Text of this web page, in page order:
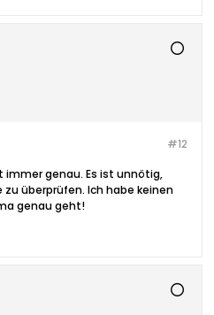
#12
immer genau. Es ist unnötig,
überprüfen. Ich habe keinen
genau geht!